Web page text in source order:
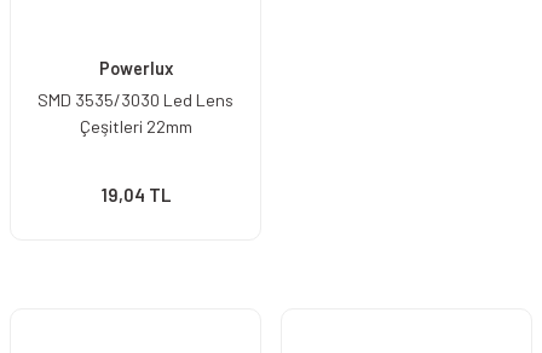
Powerlux
SMD 3535/3030 Led Lens
Çeşitleri 22mm
19,04 TL